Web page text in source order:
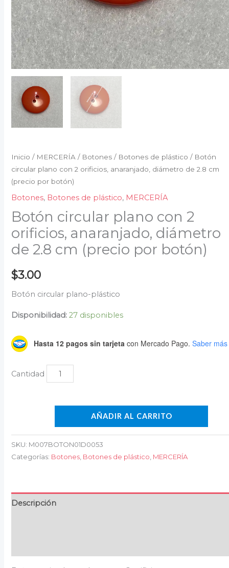
Inicio / MERCERÍA / Botones / Botones de plástico / Botón
circular plano con 2 orificios, anaranjado, diámetro de 2.8 cm
(precio por botón)
Botones, Botones de plástico, MERCERÍA
Botón circular plano con 2
orificios, anaranjado, diámetro
de 2.8 cm (precio por botón)
$3.00
Botón circular plano-plástico
Disponibilidad: 27 disponibles
Hasta 12 pagos sin tarjeta con Mercado Pago. Saber más
por
botón)
cantidad
AÑADIR AL CARRITO
SKU: M007BOTON01D0053
Categorías: Botones Botones de plástico MERCERÍA
Descripción